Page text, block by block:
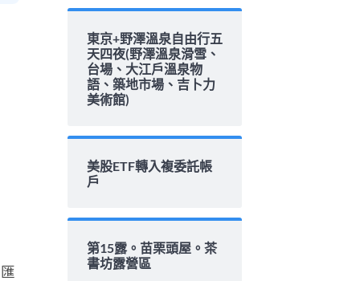
東京+野澤溫泉自由行五
天四夜(野澤溫泉滑雪、
台場、大江戶溫泉物
語、築地市場、吉卜力
美術館)
美股ETF轉入複委託帳
戶
第15露。苗栗頭屋。茶
書坊露營區